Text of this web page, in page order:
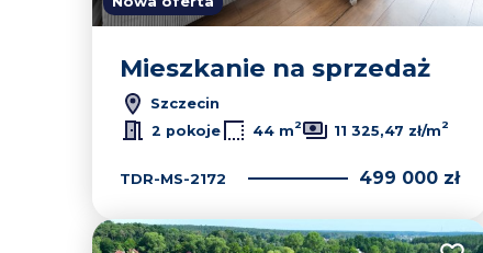
Mieszkanie na sprzedaż
Szczecin
2 pokoje 44 m2 11 325,47 zł/m2
TDR-MS-2172 499 000 zł